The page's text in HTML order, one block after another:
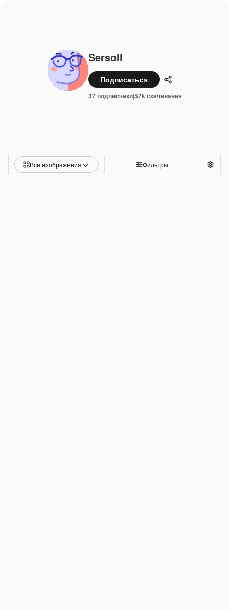
Sersoll
Подписаться Поделиться
37 подписчики|57k скачивания
Все изображения Фильтры